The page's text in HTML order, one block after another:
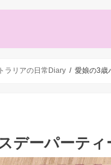
ラリアの日常Diary 愛娘の3歳
デーパーティ